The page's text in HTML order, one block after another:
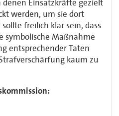
Einsatzkräfte gezielt
werden, um sie dort
freilich klar sein, dass
symbolische Maßnahme
entsprechender Taten
kaum zu